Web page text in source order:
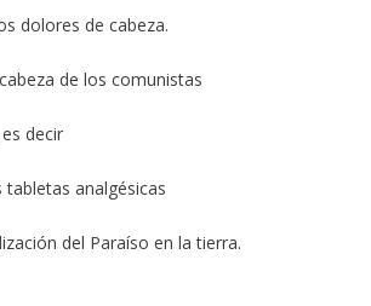
dolores de cabeza.
de los comunistas
decir
analgésicas
del Paraíso en la tierra.